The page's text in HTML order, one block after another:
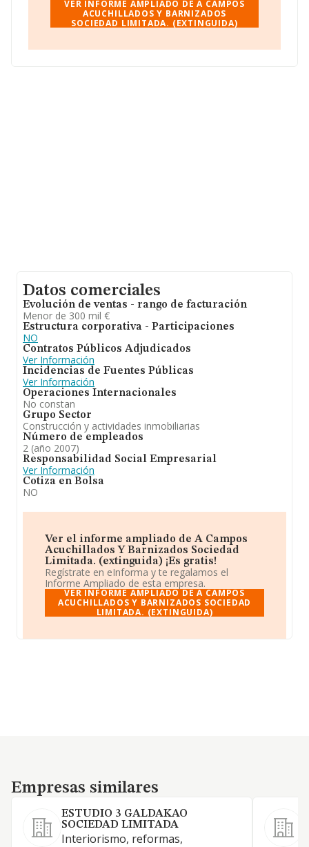
nacional la facturación alcanza la cifra de 36.783
millones de euros y se estima que el promedio de la
facturación entre todas las empresas es de 194 mil
Vizcaya, en la base de datos INFORMA constan 3065
VER INFORME AMPLIADO DE A CAMPOS
ACUCHILLADOS Y BARNIZADOS
SOCIEDAD LIMITADA. (EXTINGUIDA)
Datos comerciales
Evolución de ventas - rango de facturación
Menor de 300 mil €
Estructura corporativa - Participaciones
NO
Contratos Públicos Adjudicados
Ver Información
Incidencias de Fuentes Públicas
Ver Información
Operaciones Internacionales
No constan
Grupo Sector
Construcción y actividades inmobiliarias
Número de empleados
2 (año 2007)
Responsabilidad Social Empresarial
Ver Información
Cotiza en Bolsa
NO
Ver el informe ampliado de A Campos
Acuchillados Y Barnizados Sociedad
Limitada. (extinguida) ¡Es gratis!
Regístrate en eInforma y te regalamos el
Informe Ampliado de esta empresa.
VER INFORME AMPLIADO DE A CAMPOS
ACUCHILLADOS Y BARNIZADOS SOCIEDAD
LIMITADA. (EXTINGUIDA)
Empresas similares
Empresas similares
ESTUDIO 3 GALDAKAO
SOCIEDAD LIMITADA
Interiorismo, reformas,